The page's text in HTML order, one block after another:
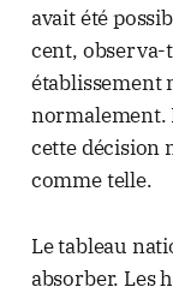
avait été
cent, observa-
établissement
normalement.
cette décision
comme telle.
Le tableau
absorber. Les